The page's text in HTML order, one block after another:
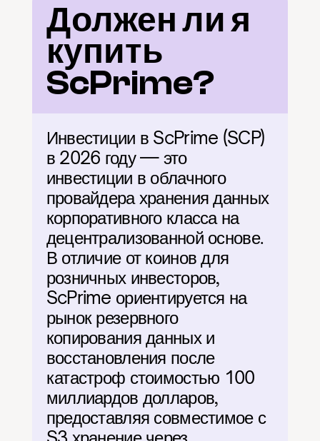
Должен ли я
купить
ScPrime?
Инвестиции в ScPrime (SCP)
в 2026 году — это
инвестиции в облачного
провайдера хранения данных
корпоративного класса на
децентрализованной основе.
В отличие от коинов для
розничных инвесторов,
ScPrime ориентируется на
рынок резервного
копирования данных и
восстановления после
катастроф стоимостью 100
миллиардов долларов,
предоставляя совместимое с